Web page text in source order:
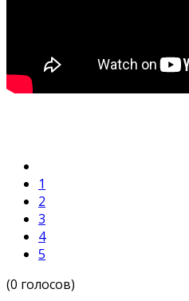
1
2
3
4
5
(0 голосов)